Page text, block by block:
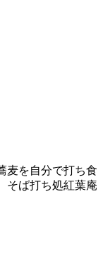
麦を自分で打ち食
そば打ち処紅葉庵